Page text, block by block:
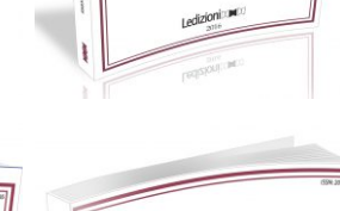
25,00
Scegli